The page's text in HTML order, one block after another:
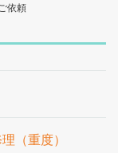
依頼
（重度）